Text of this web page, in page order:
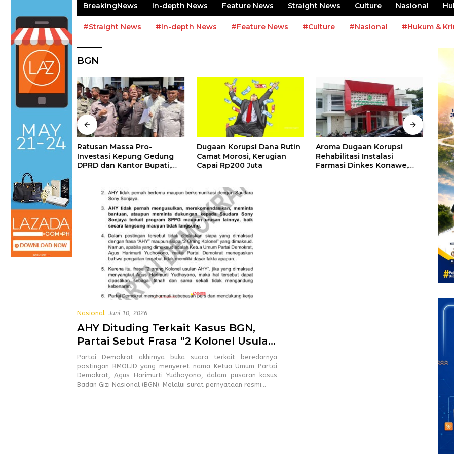
BreakingNews In-depth News Feature News Straight News Culture Nasional
#Straight News #In-depth News #Feature News #Culture #Nasional #Hukum &
BGN
Distribusi
Ratusan Massa Pro-
Investasi Kepung Gedung
DPRD dan Kantor Bupati,
Ikuti Regulasi Pusat
Dugaan Korupsi Dana Rutin
Camat Morosi, Kerugian
Capai Rp200 Juta
Aroma Dugaan Korupsi
Rehabilitasi Instalasi
Farmasi Dinkes Konawe,
Nasional Juni 10, 2026
AHY Dituding Terkait Kasus BGN,
Partai Sebut Frasa “2 Kolonel Usulan
AHY” Fitnah
Partai Demokrat akhirnya buka suara terkait beredarnya
postingan RMOL.ID yang menyeret nama Ketua Umum Partai
Demokrat, Agus Harimurti Yudhoyono, dalam pusaran kasus
Badan Gizi Nasional (BGN). Melalui surat pernyataan resmi…